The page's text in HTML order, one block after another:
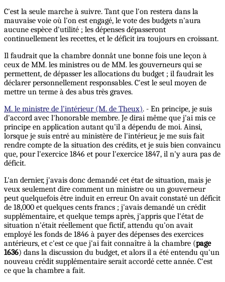
C'est la seule marche à suivre. Tant que l'on restera dans la
mauvaise voie où l'on est engagé, le vote des budgets n'aura
aucune espèce d'utilité ; les dépenses dépasseront
continuellement les recettes, et le déficit ira toujours en croissant.
Il faudrait que la chambre donnât une bonne fois une leçon à
ceux de MM. les ministres ou de MM. les gouverneurs qui se
permettent, de dépasser les allocations du budget ; il faudrait les
déclarer personnellement responsables. C'est le seul moyen de
mettre un terme à des abus très graves.
M. le ministre de l’intérieur (M. de Theux). - En principe, je suis
d'accord avec l'honorable membre. Je dirai même que j'ai mis ce
principe en application autant qu'il a dépendu de moi. Ainsi,
lorsque je suis entré au ministère de l'intérieur, je me suis fait
rendre compte de la situation des crédits, et je suis bien convaincu
que, pour l'exercice 1846 et pour l'exercice 1847, il n'y aura pas de
déficit.
L'an dernier, j'avais donc demandé cet état de situation, mais je
veux seulement dire comment un ministre ou un gouverneur
peut quelquefois être induit en erreur. On avait constaté un déficit
de 18,000 et quelques cents francs ; j'avais demandé un crédit
supplémentaire, et quelque temps après, j'appris que l'état de
situation n'était réellement que fictif, attendu qu'on avait
employé les fonds de 1846 à payer des dépenses des exercices
antérieurs, et c'est ce que j'ai fait connaître à la chambre (page
1636) dans la discussion du budget, et alors il a été entendu qu'un
nouveau crédit supplémentaire serait accordé cette année. C'est
ce que la chambre a fait.